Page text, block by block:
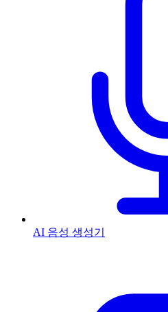
AI 음성 생성기